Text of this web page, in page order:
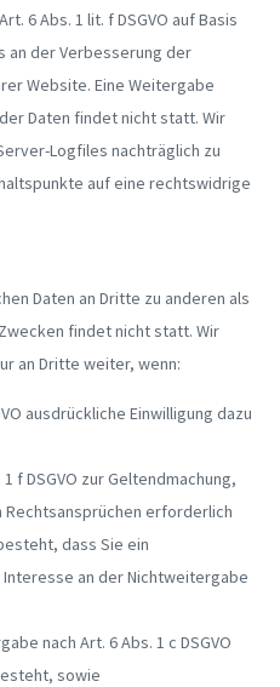
6 Abs. 1 lit. f DSGVO auf Basis
der Verbesserung der
Website. Eine Weitergabe
Daten findet nicht statt. Wir
Logfiles nachträglich zu
auf eine rechtswidrige
Daten an Dritte zu anderen als
findet nicht statt. Wir
an Dritte weiter, wenn:
ausdrückliche Einwilligung dazu
f DSGVO zur Geltendmachung,
erforderlich
dass Sie ein
an der Nichtweitergabe
nach Art. 6 Abs. 1 c DSGVO
sowie